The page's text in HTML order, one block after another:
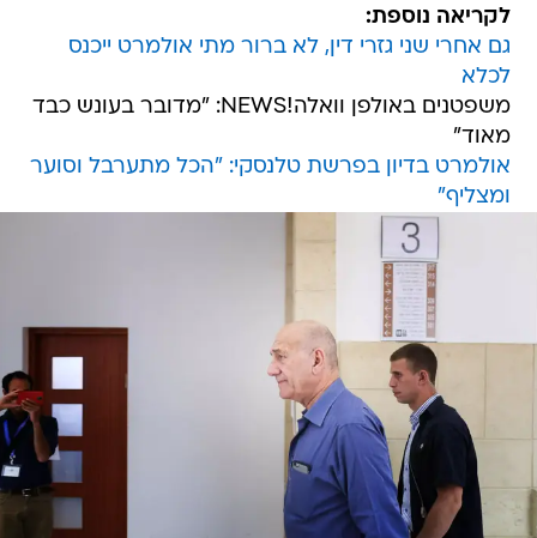
לקריאה נוספת:
גם אחרי שני גזרי דין, לא ברור מתי אולמרט ייכנס
לכלא
משפטנים באולפן וואלה!NEWS: "מדובר בעונש כבד
מאוד"
אולמרט בדיון בפרשת טלנסקי: "הכל מתערבל וסוער
ומצליף"